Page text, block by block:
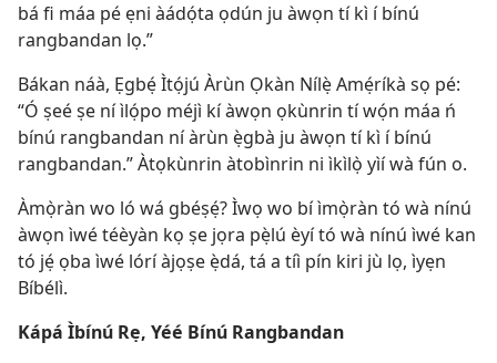
bá fi máa pé ẹni àádọ́ta ọdún ju àwọn tí kì í bínú
rangbandan lọ.”
Bákan náà, Ẹgbẹ́ Ìtọ́jú Àrùn Ọkàn Nílẹ̀ Amẹ́ríkà sọ pé:
“Ó ṣeé ṣe ní ìlọ́po méjì kí àwọn ọkùnrin tí wọ́n máa ń
bínú rangbandan ní àrùn ẹ̀gbà ju àwọn tí kì í bínú
rangbandan.” Àtọkùnrin àtobìnrin ni ìkìlọ̀ yìí wà fún o.
Àmọ̀ràn wo ló wá gbéṣẹ́? Ìwọ wo bí ìmọ̀ràn tó wà nínú
àwọn ìwé téèyàn kọ ṣe jọra pẹ̀lú èyí tó wà nínú ìwé kan
tó jẹ́ ọba ìwé lórí àjọṣe ẹ̀dá, tá a tíì pín kiri jù lọ, ìyẹn
Bíbélì.
Kápá Ìbínú Rẹ, Yéé Bínú Rangbandan